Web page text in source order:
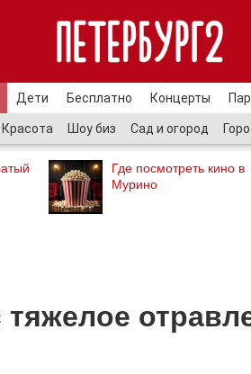
Дети Бесплатно Концерты
Красота Шоу биз Сад и огород
Где посмотреть кино в
Мурино